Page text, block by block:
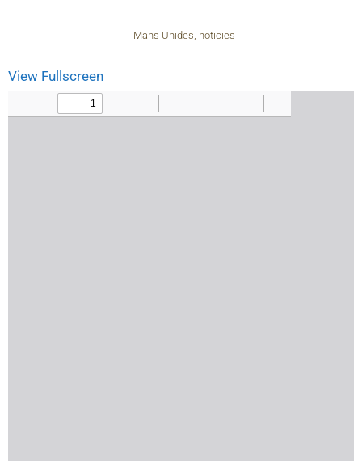
Mans Unides, noticies
View Fullscreen